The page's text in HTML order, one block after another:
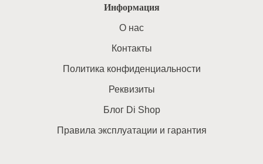
Информация
O нас
Контакты
Политика конфиденциальности
Реквизиты
Блог Di Shop
Правила эксплуатации и гарантия